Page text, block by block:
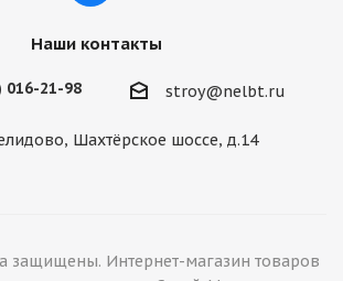
Наши контакты
016-21-98 stroy@nelbt.ru
Шахтёрское шоссе, д.14
защищены. Интернет-магазин товаров